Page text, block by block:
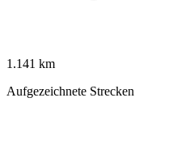
1.141 km
Aufgezeichnete Strecken